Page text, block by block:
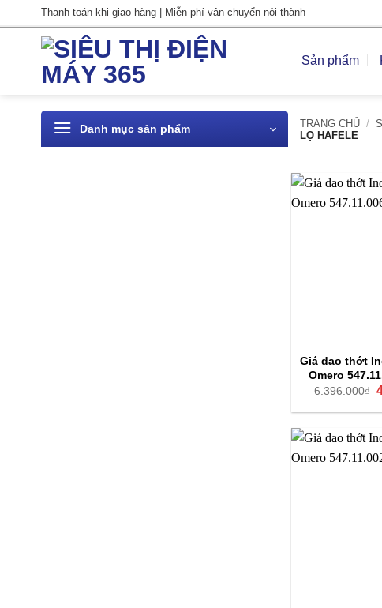
qua
Thanh toán khi giao hàng | Miễn phí vận chuyển nội thành
Sản phẩm
Danh mục sản phẩm TRANG CHỦ /
LỌ HAFELE
Giá dao thớt
Omero
6.396.000₫